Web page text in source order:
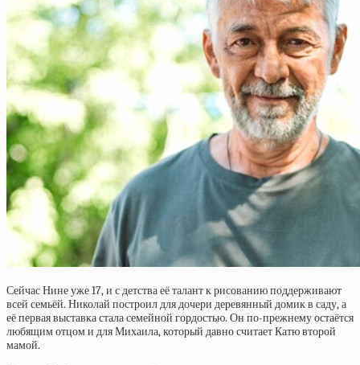
Сейчас Нине уже 17, и с детства её талант к рисованию поддерживают
всей семьёй. Николай построил для дочери деревянный домик в саду, а
её первая выставка стала семейной гордостью. Он по-прежнему остаётся
любящим отцом и для Михаила, который давно считает Катю второй
мамой.